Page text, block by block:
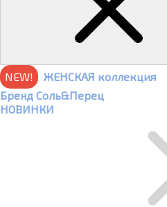
NEW!
ЖЕНСКАЯ коллекция
Бренд Соль&Перец
НОВИНКИ